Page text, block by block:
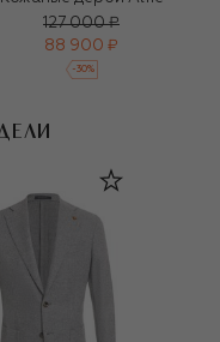
127 000 ₽
88 900 ₽
-30%